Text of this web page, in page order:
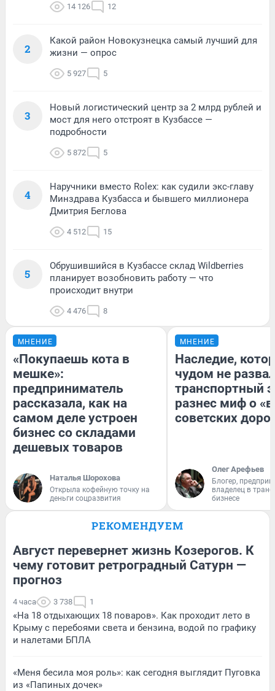
14 126 12
2
Какой район Новокузнецка самый лучший для
жизни — опрос
5 927 5
3
Новый логистический центр за 2 млрд рублей и
мост для него отстроят в Кузбассе —
подробности
5 872 5
4
Наручники вместо Rolex: как судили экс-главу
Минздрава Кузбасса и бывшего миллионера
Дмитрия Беглова
4 512 15
5
Обрушившийся в Кузбассе склад Wildberries
планирует возобновить работу — что
происходит внутри
4 476 8
МНЕНИЕ
«Покупаешь кота в
мешке»:
предприниматель
рассказала, как на
самом деле устроен
бизнес со складами
дешевых товаров
Наталья Шорохова
Открыла кофейную точку на
деньги соцразвития
МНЕНИЕ
Наследие,
чудом не
транспортный
разнес миф о
советских
Олег Арефьев
Блогер,
владелец в
бизнесе
РЕКОМЕНДУЕМ
Август перевернет жизнь Козерогов. К
чему готовит ретроградный Сатурн —
прогноз
4 часа 3 738 1
«На 18 отдыхающих 18 поваров». Как проходит лето в
Крыму с перебоями света и бензина, водой по графику
и налетами БПЛА
«Меня бесила моя роль»: как сегодня выглядит Пуговка
из «Папиных дочек»